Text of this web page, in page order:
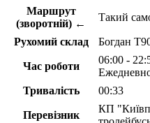
Маршрут
(зворотній) ←
Такий
Рухомий склад Богдан
Час роботи
06:00 -
Тривалість 00:33
Перевізник
КП